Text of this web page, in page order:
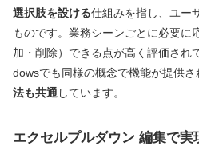
選択肢を設ける仕組みを指し、ユー
ものです。業務シーンごとに必要に
加・削除）できる点が高く評価され
dowsでも同様の概念で機能が提供さ
法も共通 しています。
エクセルプルダウン 編集で